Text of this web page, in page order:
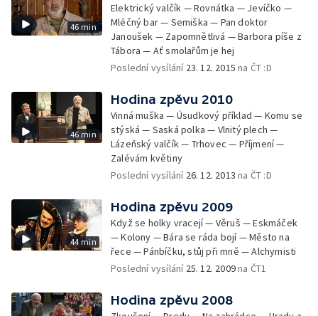
46 min
Elektrický valčík — Rovnátka — Jevíčko —
Mléčný bar — Semiška — Pan doktor
Janoušek — Zapomnětlivá — Barbora píše z
Tábora — Ať smolařům je hej
Poslední vysílání 23. 12. 2015 na ČT :D
46 min
Hodina zpěvu 2010
Vinná muška — Úsudkový příklad — Komu se
stýská — Saská polka — Vlnitý plech —
Lázeňský valčík — Trhovec — Příjmení —
Zalévám květiny
Poslední vysílání 26. 12. 2013 na ČT :D
44 min
Hodina zpěvu 2009
Když se holky vracejí — Věruš — Eskmáček
— Kolony — Bára se ráda bojí — Město na
řece — Pánbíčku, stůj při mně — Alchymisti
Poslední vysílání 25. 12. 2009na ČT1
Hodina zpěvu 2008